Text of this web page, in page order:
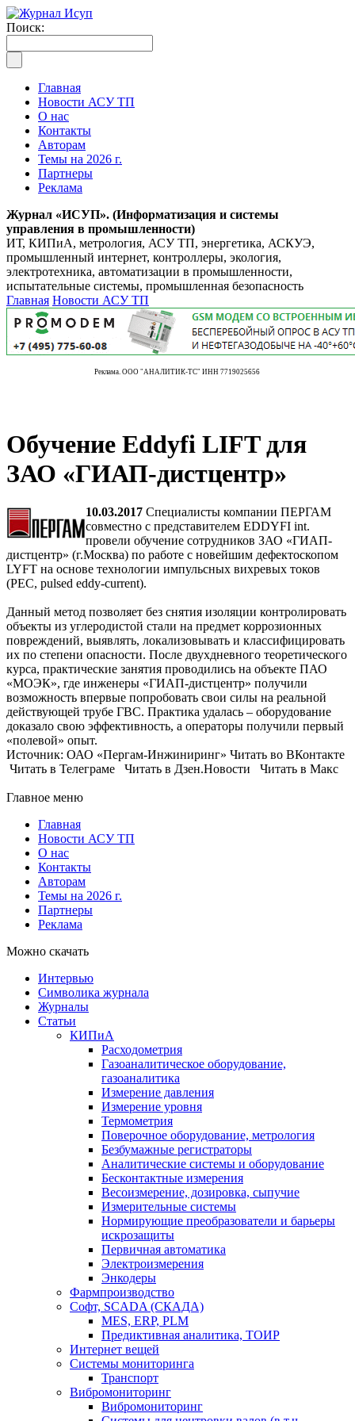
Поиск:
Главная
Новости АСУ ТП
О нас
Контакты
Авторам
Темы на 2026 г.
Партнеры
Реклама
Журнал «ИСУП». (Информатизация и системы
управления в промышленности)
ИТ, КИПиА, метрология, АСУ ТП, энергетика, АСКУЭ,
промышленный интернет, контроллеры, экология,
электротехника, автоматизации в промышленности,
испытательные системы, промышленная безопасность
Главная Новости АСУ ТП
Реклама. ООО "АНАЛИТИК-ТС" ИНН 7719025656
Обучение Eddyfi LIFT для
ЗАО «ГИАП-дистцентр»
10.03.2017 Специалисты компании ПЕРГАМ
совместно с представителем EDDYFI int.
провели обучение сотрудников ЗАО «ГИАП-
дистцентр» (г.Москва) по работе с новейшим дефектоскопом
LYFT на основе технологии импульсных вихревых токов
(PEC, pulsed eddy-current).
Данный метод позволяет без снятия изоляции контролировать
объекты из углеродистой стали на предмет коррозионных
повреждений, выявлять, локализовывать и классифицировать
их по степени опасности. После двухдневного теоретического
курса, практические занятия проводились на объекте ПАО
«МОЭК», где инженеры «ГИАП-дистцентр» получили
возможность впервые попробовать свои силы на реальной
действующей трубе ГВС. Практика удалась – оборудование
доказало свою эффективность, а операторы получили первый
«полевой» опыт.
Источник: ОАО «Пергам-Инжиниринг» Читать во ВКонтакте
Читать в Телеграме Читать в Дзен.Новости Читать в Макс
Главное меню
Главная
Новости АСУ ТП
О нас
Контакты
Авторам
Темы на 2026 г.
Партнеры
Реклама
Можно скачать
Интервью
Символика журнала
Журналы
Статьи
КИПиА
Расходометрия
Газоаналитическое оборудование,
газоаналитика
Измерение давления
Измерение уровня
Термометрия
Поверочное оборудование, метрология
Безбумажные регистраторы
Аналитические системы и оборудование
Бесконтактные измерения
Весоизмерение, дозировка, сыпучие
Измерительные системы
Нормирующие преобразователи и барьеры
искрозащиты
Первичная автоматика
Электроизмерения
Энкодеры
Фармпроизводство
Софт, SCADA (СКАДА)
MES, ERP, PLM
Предиктивная аналитика, ТОИР
Интернет вещей
Системы мониторинга
Транспорт
Вибромониторинг
Вибромониторинг